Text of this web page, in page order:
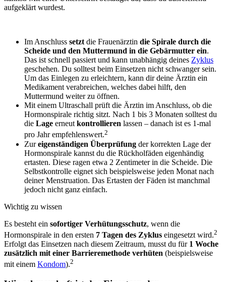
aufgeklärt wurdest.
Im Anschluss setzt die Frauenärztin die Spirale durch die
Scheide und den Muttermund in die Gebärmutter ein.
Das ist schnell passiert und kann unabhängig deines Zyklus
geschehen. Du solltest beim Einsetzen nicht schwanger sein.
Um das Einlegen zu erleichtern, kann dir deine Ärztin ein
Medikament verabreichen, welches dabei hilft, den
Muttermund weiter zu öffnen.
Mit einem Ultraschall prüft die Ärztin im Anschluss, ob die
Hormonspirale richtig sitzt. Nach 1 bis 3 Monaten solltest du
die Lage erneut kontrollieren lassen – danach ist es 1-mal
pro Jahr empfehlenswert.2
Zureigenständigen Überprüfung der korrekten Lage der
Hormonspirale kannst du die Rückholfäden eigenhändig
ertasten. Diese ragen etwa 2 Zentimeter in die Scheide. Die
Selbstkontrolle eignet sich beispielsweise jeden Monat nach
deiner Menstruation. Das Ertasten der Fäden ist manchmal
jedoch nicht ganz einfach.
Wichtig zu wissen
Es besteht ein sofortiger Verhütungsschutz, wenn die
Hormonspirale in den ersten 7 Tagen des Zyklus eingesetzt wird.2
Erfolgt das Einsetzen nach diesem Zeitraum, musst du für 1 Woche
zusätzlich mit einer Barrieremethode verhüten (beispielsweise
mit einem Kondom).2